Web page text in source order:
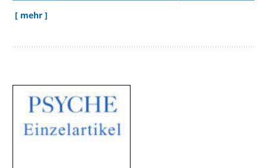
[ mehr ]